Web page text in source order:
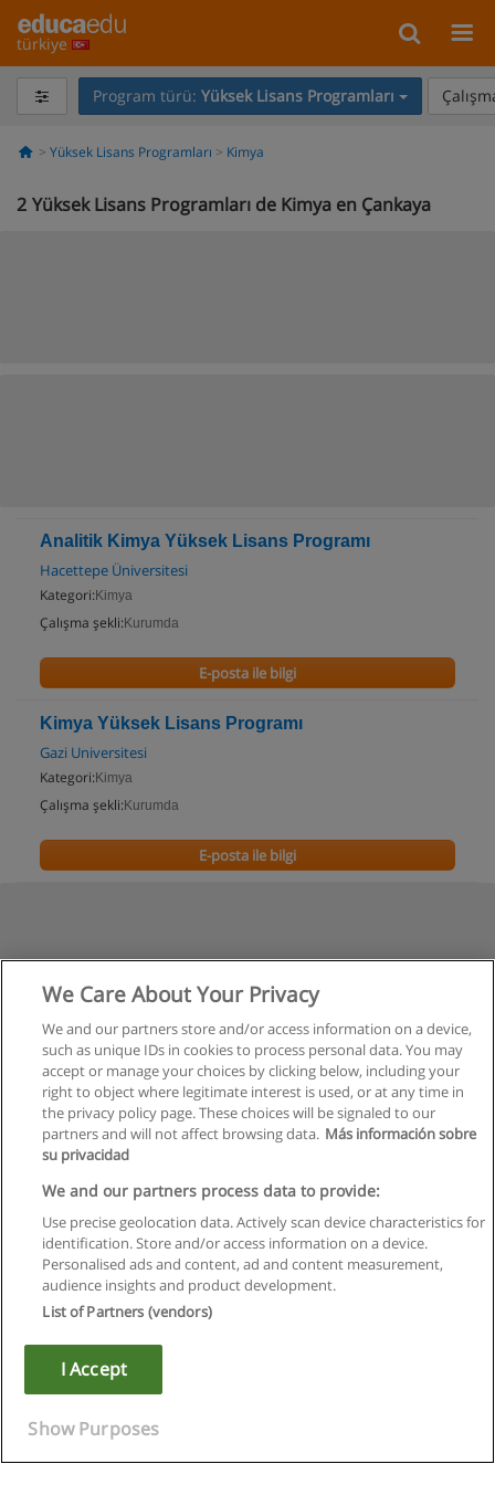
türkiye
Program türü: Yüksek Lisans Programları
Yüksek Lisans Programları Kimya
2 Yüksek Lisans Programları de Kimya en Çankaya
Analitik Kimya Yüksek Lisans Programı
Hacettepe Üniversitesi
Kategori: Kimya
Çalışma şekli: Kurumda
E-posta ile bilgi
Kimya Yüksek Lisans Programı
Gazi Universitesi
Kategori: Kimya
Çalışma şekli: Kurumda
E-posta ile bilgi
Kullanım koşulları
Gizlilik politikası
Copyright © Educaedu Business S.L. - CIF : B-95610580: -
We Care About Your Privacy
We and our partners store and/or access information on a device,
such as unique IDs in cookies to process personal data. You may
accept or manage your choices by clicking below, including your
right to object where legitimate interest is used, or at any time in
the privacy policy page. These choices will be signaled to our
partners and will not affect browsing data. Más información sobre
su privacidad
We and our partners process data to provide:
Use precise geolocation data. Actively scan device characteristics for
identification. Store and/or access information on a device.
Personalised ads and content, ad and content measurement,
audience insights and product development.
List of Partners (vendors)
I Accept
Show Purposes